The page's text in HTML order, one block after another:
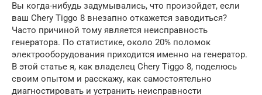
Вы когда-нибудь задумывались, что произойдет, если
ваш Chery Tiggo 8 внезапно откажется заводиться?
Часто причиной тому является неисправность
генератора. По статистике, около 20% поломок
электрооборудования приходится именно на генератор.
В этой статье я, как владелец Chery Tiggo 8, поделюсь
своим опытом и расскажу, как самостоятельно
диагностировать и устранить неисправности